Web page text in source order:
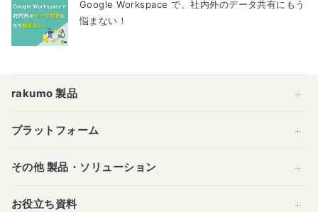
Google Workspace で、社内外のデータ共有にもう
悩まない！
rakumo 製品
プラットフォーム
その他 製品・ソリューション
お役立ち資料